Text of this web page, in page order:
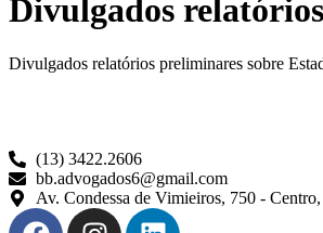
Divulgados
Divulgados relatórios preliminares sobre
(13) 3422.2606
bb.advogados6@gmail.com
Av. Condessa de Vimieiros, 750 -